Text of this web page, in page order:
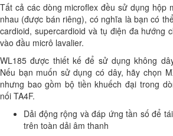
Tất cả các dòng microflex đều sử dụng hộp
nhau (được bán riêng), có nghĩa là bạn có
cardioid, supercardioid và tụ điện đa hướng
vào đầu micrô lavalier.
WL185 được thiết kế để sử dụng không
Nếu bạn muốn sử dụng có dây, hãy chọn
nhưng bao gồm bộ tiền khuếch đại trong
nối TA4F.
Dải động rộng và đáp ứng tần số để
trên toàn dải âm thanh